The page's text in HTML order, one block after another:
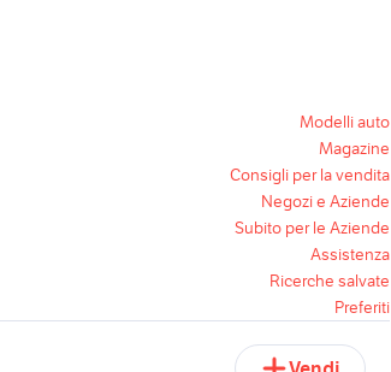
Modelli auto
Magazine
Consigli per la vendita
Negozi e Aziende
Subito per le Aziende
Assistenza
Ricerche salvate
Preferiti